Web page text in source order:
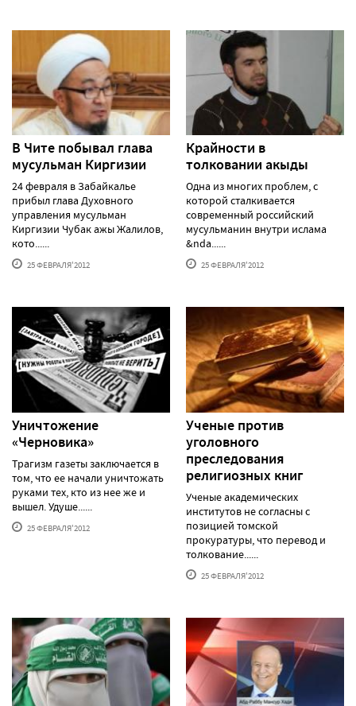
В Чите побывал глава
мусульман Киргизии
24 февраля в Забайкалье
прибыл глава Духовного
управления мусульман
Киргизии Чубак ажы Жалилов,
кото......
25 ФЕВРАЛЯ'2012
Крайности в
толковании акыды
Одна из многих проблем, с
которой сталкивается
современный российский
мусульманин внутри ислама
&nda......
25 ФЕВРАЛЯ'2012
Уничтожение
«Черновика»
Трагизм газеты заключается в
том, что ее начали уничтожать
руками тех, кто из нее же и
вышел. Удуше......
25 ФЕВРАЛЯ'2012
Ученые против
уголовного
преследования
религиозных книг
Ученые академических
институтов не согласны с
позицией томской
прокуратуры, что перевод и
толкование......
25 ФЕВРАЛЯ'2012